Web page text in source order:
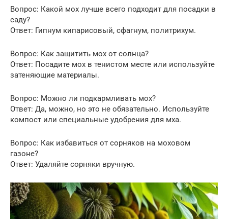
Вопрос: Какой мох лучше всего подходит для посадки в
саду?
Ответ: Гипнум кипарисовый, сфагнум, политрихум.
Вопрос: Как защитить мох от солнца?
Ответ: Посадите мох в тенистом месте или используйте
затеняющие материалы.
Вопрос: Можно ли подкармливать мох?
Ответ: Да, можно, но это не обязательно. Используйте
компост или специальные удобрения для мха.
Вопрос: Как избавиться от сорняков на моховом
газоне?
Ответ: Удаляйте сорняки вручную.